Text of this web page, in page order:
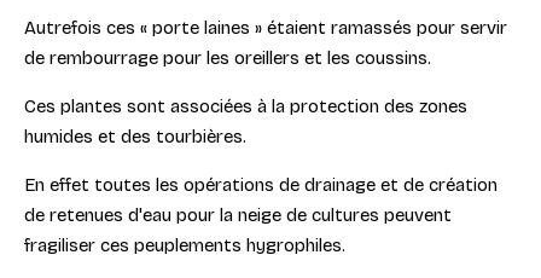
Autrefois ces « porte laines » étaient ramassés pour servir
de rembourrage pour les oreillers et les coussins.
Ces plantes sont associées à la protection des zones
humides et des tourbières.
En effet toutes les opérations de drainage et de création
de retenues d'eau pour la neige de cultures peuvent
fragiliser ces peuplements hygrophiles.